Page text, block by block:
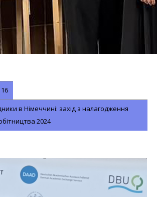
16
в Німеччині: захід з налагодження
2024